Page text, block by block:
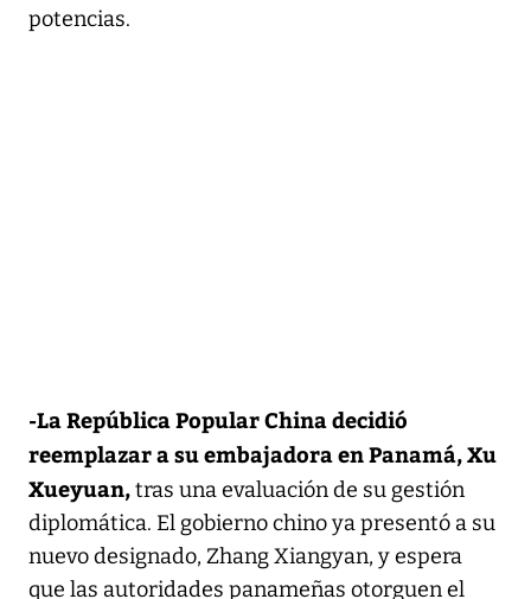
potencias.
-La República Popular China decidió
reemplazar a su embajadora en Panamá, Xu
Xueyuan,tras una evaluación de su gestión
diplomática. El gobierno chino ya presentó a su
nuevo designado, Zhang Xiangyan, y espera
que las autoridades panameñas otorguen el